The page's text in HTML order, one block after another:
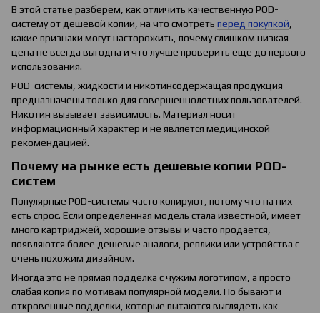
В этой статье разберем, как отличить качественную POD-
систему от дешевой копии, на что смотреть перед покупкой,
какие признаки могут насторожить, почему слишком низкая
цена не всегда выгодна и что лучше проверить еще до первого
использования.
POD-системы, жидкости и никотинсодержащая продукция
предназначены только для совершеннолетних пользователей.
Никотин вызывает зависимость. Материал носит
информационный характер и не является медицинской
рекомендацией.
Почему на рынке есть дешевые копии POD-
систем
Популярные POD-системы часто копируют, потому что на них
есть спрос. Если определенная модель стала известной, имеет
много картриджей, хорошие отзывы и часто продается,
появляются более дешевые аналоги, реплики или устройства с
очень похожим дизайном.
Иногда это не прямая подделка с чужим логотипом, а просто
слабая копия по мотивам популярной модели. Но бывают и
откровенные подделки, которые пытаются выглядеть как